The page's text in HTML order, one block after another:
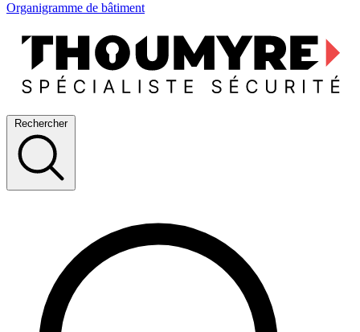
Organigramme de bâtiment
Rechercher